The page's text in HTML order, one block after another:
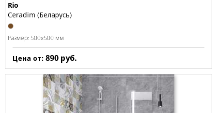
Rio
Ceradim (Беларусь)
Размер: 500x500 мм
Цена от: 890 руб.